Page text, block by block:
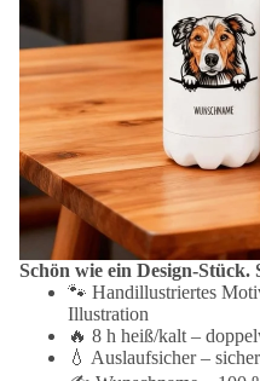
Schön wie ein Design-
🐾 Handillustriertes
Illustration
🔥 8 h heiß/kalt –
💧 Auslaufsicher –